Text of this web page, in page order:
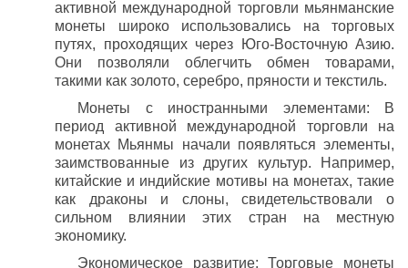
активной международной торговли мьянманские
монеты широко использовались на торговых
путях, проходящих через Юго-Восточную Азию.
Они позволяли облегчить обмен товарами,
такими как золото, серебро, пряности и текстиль.
Монеты с иностранными элементами: В
период активной международной торговли на
монетах Мьянмы начали появляться элементы,
заимствованные из других культур. Например,
китайские и индийские мотивы на монетах, такие
как драконы и слоны, свидетельствовали о
сильном влиянии этих стран на местную
экономику.
Экономическое развитие: Торговые монеты